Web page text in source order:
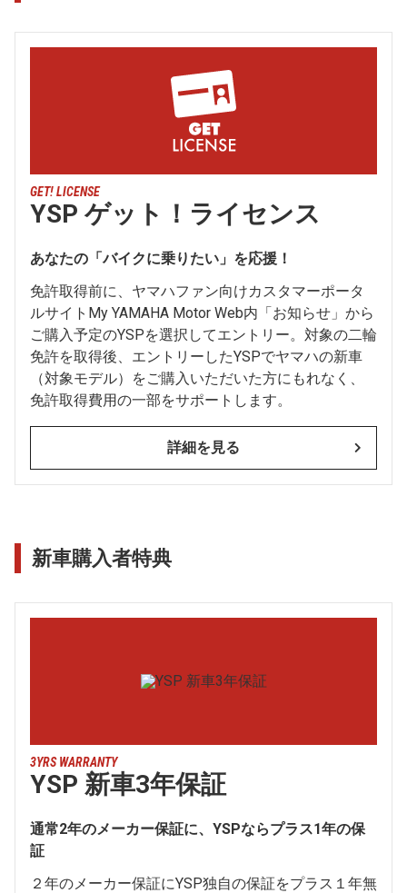
GET! LICENSE
YSP ゲット！ライセンス
あなたの「バイクに乗りたい」を応援！
免許取得前に、ヤマハファン向けカスタマーポータ
ルサイトMy YAMAHA Motor Web内「お知らせ」から
ご購入予定のYSPを選択してエントリー。対象の二輪
免許を取得後、エントリーしたYSPでヤマハの新車
（対象モデル）をご購入いただいた方にもれなく、
免許取得費用の一部をサポートします。
詳細を見る
新車購入者特典
3YRS WARRANTY
YSP 新車3年保証
通常2年のメーカー保証に、YSPならプラス1年の保
証
２年のメーカー保証にYSP独自の保証をプラス１年無